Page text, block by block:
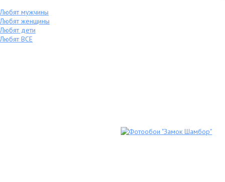
Любят мужчины
Любят женщины
Любят дети
Любят ВСЕ